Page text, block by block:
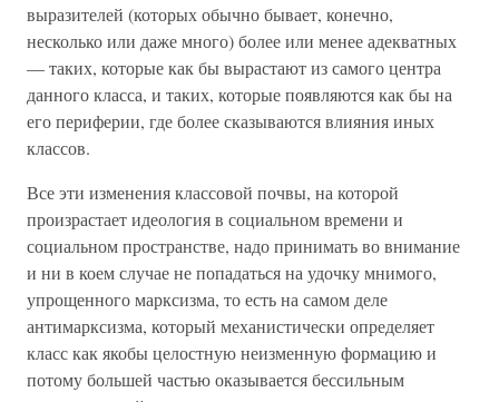
выразителей (которых обычно бывает, конечно,
несколько или даже много) более или менее адекватных
— таких, которые как бы вырастают из самого центра
данного класса, и таких, которые появляются как бы на
его периферии, где более сказываются влияния иных
классов.
Все эти изменения классовой почвы, на которой
произрастает идеология в социальном времени и
социальном пространстве, надо принимать во внимание
и ни в коем случае не попадаться на удочку мнимого,
упрощенного марксизма, то есть на самом деле
антимарксизма, который механистически определяет
класс как якобы целостную неизменную формацию и
потому большей частью оказывается бессильным